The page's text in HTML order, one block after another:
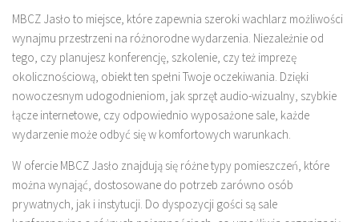
MBCZ Jasło to miejsce, które zapewnia szeroki wachlarz możliwości
wynajmu przestrzeni na różnorodne wydarzenia. Niezależnie od
tego, czy planujesz konferencję, szkolenie, czy też imprezę
okolicznościową, obiekt ten spełni Twoje oczekiwania. Dzięki
nowoczesnym udogodnieniom, jak sprzęt audio-wizualny, szybkie
łącze internetowe, czy odpowiednio wyposażone sale, każde
wydarzenie może odbyć się w komfortowych warunkach.
W ofercie MBCZ Jasło znajdują się różne typy pomieszczeń, które
można wynająć, dostosowane do potrzeb zarówno osób
prywatnych, jak i instytucji. Do dyspozycji gości są sale